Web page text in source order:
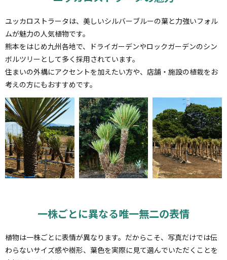
ユッカロストラータは、美しいシルバーブルーの葉と力強いフォル
ムが魅力の人気植物です。
熊本をはじめ九州各地で、ドライガーデンやロックガーデンのシン
ボルツリーとして多く採用されています。
住まいの外構にアクセントを加えたい方や、店舗・施設の植栽をお
考えの方にもおすすめです。
一株ごとに異なる唯一無二の表情
植物は一株ごとに表情が異なります。だからこそ、写真だけでは伝
わらないサイズ感や樹形、 葉色を実際に見て選んでいただくことを